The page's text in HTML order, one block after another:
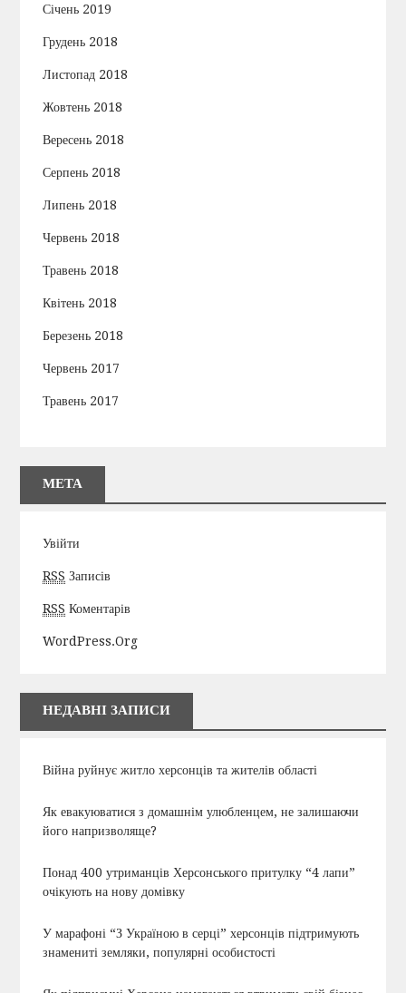
Січень 2019
Грудень 2018
Листопад 2018
Жовтень 2018
Вересень 2018
Серпень 2018
Липень 2018
Червень 2018
Травень 2018
Квітень 2018
Березень 2018
Червень 2017
Травень 2017
МЕТА
Увійти
RSS Записів
RSS Коментарів
WordPress.org
НЕДАВНІ ЗАПИСИ
Війна руйнує житло херсонців та жителів області
Як евакуюватися з домашнім улюбленцем, не залишаючи
його напризволяще?
Понад 400 утриманців Херсонського притулку “4 лапи”
очікують на нову домівку
У марафоні “З Україною в серці” херсонців підтримують
знамениті земляки, популярні особистості